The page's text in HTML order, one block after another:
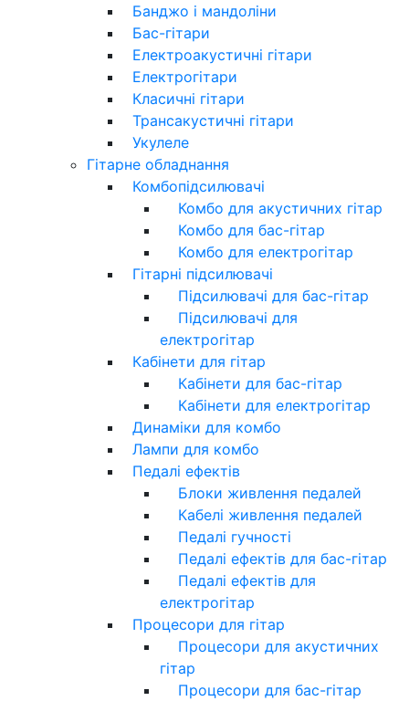
Банджо і мандоліни
Бас-гітари
Електроакустичні гітари
Електрогітари
Класичні гітари
Трансакустичні гітари
Укулеле
Гітарне обладнання
Комбопідсилювачі
Комбо для акустичних гітар
Комбо для бас-гітар
Комбо для електрогітар
Гітарні підсилювачі
Підсилювачі для бас-гітар
Підсилювачі для
електрогітар
Кабінети для гітар
Кабінети для бас-гітар
Кабінети для електрогітар
Динаміки для комбо
Лампи для комбо
Педалі ефектів
Блоки живлення педалей
Кабелі живлення педалей
Педалі гучності
Педалі ефектів для бас-гітар
Педалі ефектів для
електрогітар
Процесори для гітар
Процесори для акустичних
гітар
Процесори для бас-гітар